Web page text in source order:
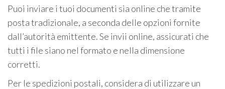
Puoi inviare i tuoi documenti sia online che tramite
posta tradizionale, a seconda delle opzioni fornite
dall’autorità emittente. Se invii online, assicurati che
tutti i file siano nel formato e nella dimensione
corretti.
Per le spedizioni postali, considera di utilizzare un